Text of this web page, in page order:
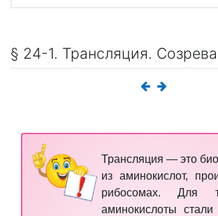
§ 24-1. Трансляция.
Трансляция — это
из аминокислот,
рибосомах. Для
аминокислоты